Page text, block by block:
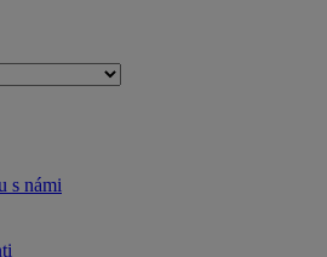
s námi